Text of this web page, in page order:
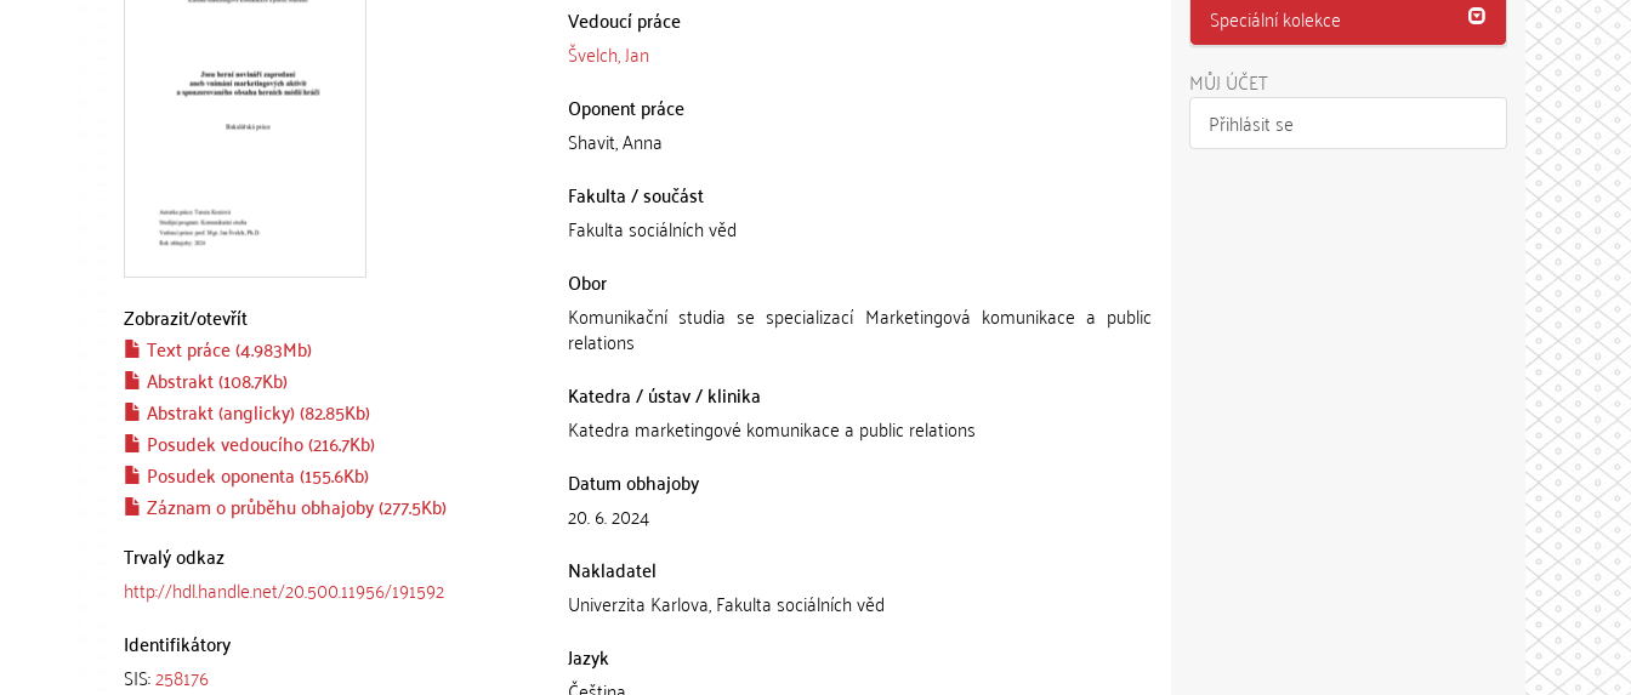
Zobrazit/otevřít
Text práce (4.983Mb)
Abstrakt (108.7Kb)
Abstrakt (anglicky) (82.85Kb)
Posudek vedoucího (216.7Kb)
Posudek oponenta (155.6Kb)
Záznam o průběhu obhajoby (277.5Kb)
Trvalý odkaz
http://hdl.handle.net/20.500.11956/191592
Identifikátory
SIS:258176
Vedoucí práce
Švelch, Jan
Oponent práce
Shavit, Anna
Fakulta / součást
Fakulta sociálních věd
Obor
Komunikační studia se specializací Marketingová komunikace a public
relations
Katedra / ústav / klinika
Katedra marketingové komunikace a public relations
Datum obhajoby
20. 6. 2024
Nakladatel
Univerzita Karlova, Fakulta sociálních věd
Jazyk
Speciální kolekce
MŮJ ÚČET
Přihlásit se